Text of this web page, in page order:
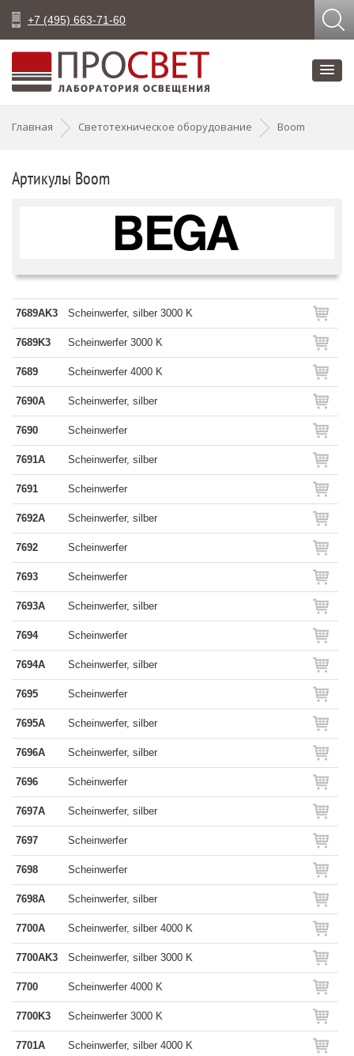
+7 (495) 663-71-60
Главная Светотехническое оборудование Boom
Артикулы Boom
7689AK3 Scheinwerfer, silber 3000 K
7689K3 Scheinwerfer 3000 K
7689 Scheinwerfer 4000 K
7690A Scheinwerfer, silber
7690 Scheinwerfer
7691A Scheinwerfer, silber
7691 Scheinwerfer
7692A Scheinwerfer, silber
7692 Scheinwerfer
7693 Scheinwerfer
7693A Scheinwerfer, silber
7694 Scheinwerfer
7694A Scheinwerfer, silber
7695 Scheinwerfer
7695A Scheinwerfer, silber
7696A Scheinwerfer, silber
7696 Scheinwerfer
7697A Scheinwerfer, silber
7697 Scheinwerfer
7698 Scheinwerfer
7698A Scheinwerfer, silber
7700A Scheinwerfer, silber 4000 K
7700AK3 Scheinwerfer, silber 3000 K
7700 Scheinwerfer 4000 K
7700K3 Scheinwerfer 3000 K
7701A Scheinwerfer, silber 4000 K